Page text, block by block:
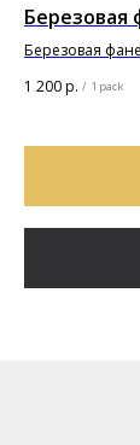
Березовая
Березовая
1 200р. / 1 pack